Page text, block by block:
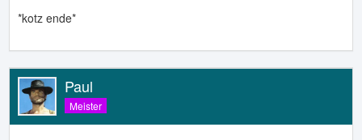
*kotz ende*
Paul
Meister